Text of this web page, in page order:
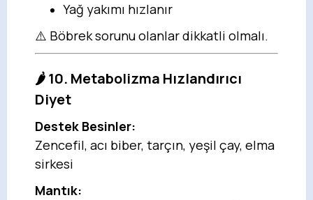
Yağ yakımı hızlanır
⚠️ Böbrek sorunu olanlar dikkatli olmalı.
🌶️ 10. Metabolizma Hızlandırıcı
Diyet
Destek Besinler:
Zencefil, acı biber, tarçın, yeşil çay, elma
sirkesi
Mantık: